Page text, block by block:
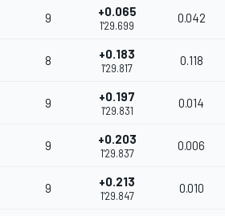
9 +0.065
1'29.699
0.042
8 +0.183
1'29.817
0.118
9 +0.197
1'29.831
0.014
9 +0.203
1'29.837
0.006
9 +0.213
1'29.847
0.010